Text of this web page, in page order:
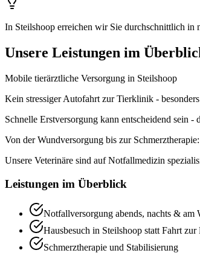
In Steilshoop erreichen wir Sie durchschnittlich in
Unsere Leistungen im
Mobile tierärztliche Versorgung in Steilshoop
Kein stressiger Autofahrt zur Tierklinik -
Schnelle Erstversorgung kann entscheidend sein
Von der Wundversorgung bis zur
Unsere Veterinäre sind auf Notfallmedizin
Leistungen im Überblick
Notfallversorgung abends, nachts & am
Hausbesuch in Steilshoop statt Fahrt
Schmerztherapie und Stabilisierung